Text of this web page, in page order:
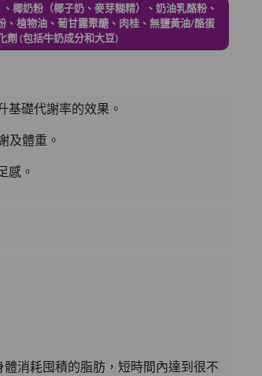
加入購物車
椰奶粉（椰子奶、麥芽糊精）、奶油乳酪粉、
植物油、葡甘露聚醣、肉桂、無鹽黃油/酪蛋
劑 (包括牛奶成分和大豆)
基礎代謝率的效果。
及體重。
感。
消耗囤積的脂肪，短時間內達到很不